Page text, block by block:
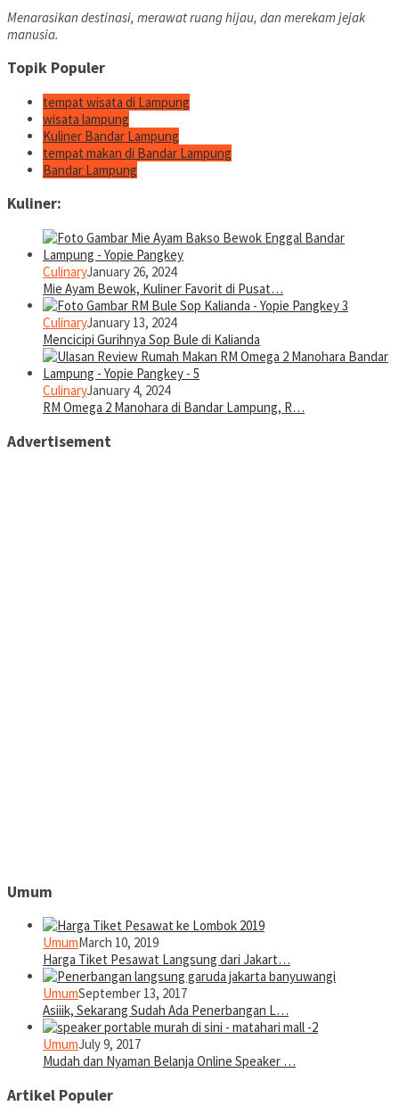
Menarasikan destinasi, merawat ruang hijau, dan merekam jejak
manusia.
Topik Populer
tempat wisata di Lampung
wisata lampung
Kuliner Bandar Lampung
tempat makan di Bandar Lampung
Bandar Lampung
Kuliner:
CulinaryJanuary 26, 2024
Mie Ayam Bewok, Kuliner Favorit di Pusat…
CulinaryJanuary 13, 2024
Mencicipi Gurihnya Sop Bule di Kalianda
CulinaryJanuary 4, 2024
RM Omega 2 Manohara di Bandar Lampung, R…
Advertisement
Umum
UmumMarch 10, 2019
Harga Tiket Pesawat Langsung dari Jakart…
UmumSeptember 13, 2017
Asiiik, Sekarang Sudah Ada Penerbangan L…
UmumJuly 9, 2017
Mudah dan Nyaman Belanja Online Speaker …
Artikel Populer